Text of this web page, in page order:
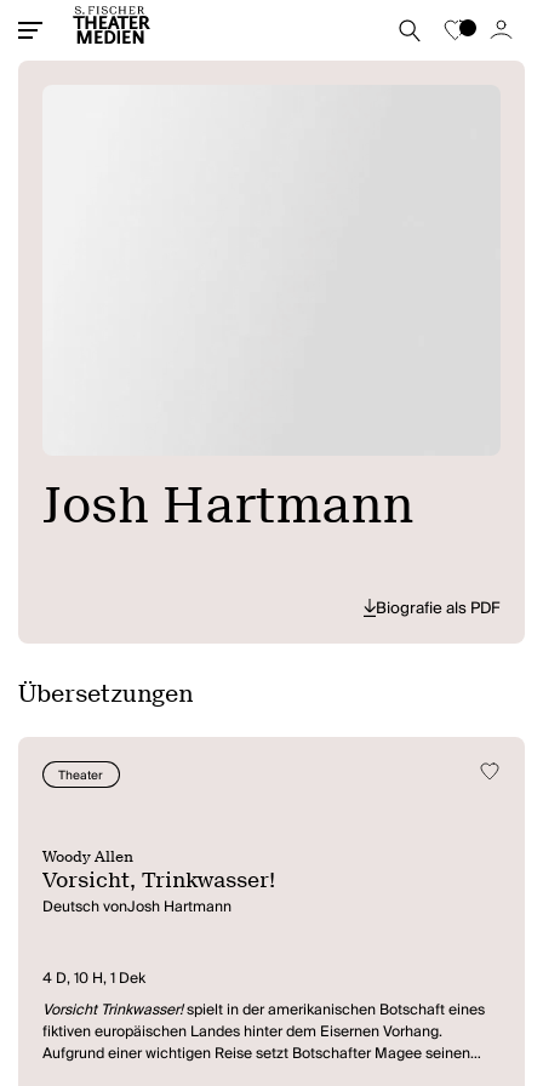
Josh Hartmann
Biografie als PDF
Übersetzungen
Theater
Woody Allen
Vorsicht, Trinkwasser!
Deutsch vonJosh Hartmann
4 D, 10 H, 1 Dek
Vorsicht Trinkwasser!spielt in der amerikanischen Botschaft eines
fiktiven europäischen Landes hinter dem Eisernen Vorhang.
Aufgrund einer wichtigen Reise setzt Botschafter Magee seinen